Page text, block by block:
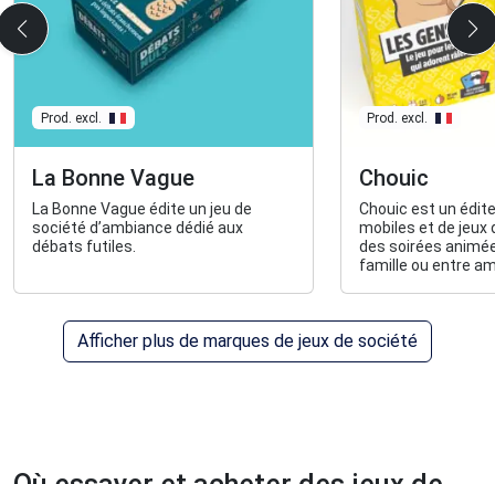
Prod. excl.
La Bonne Vague
La Bonne Vague édite un jeu de
société d’ambiance dédié aux
débats futiles.
Prod. excl.
Chouic
Chouic est un
mobiles et de jeux
des soirées
famille ou entre
Afficher plus de marques de jeux de société